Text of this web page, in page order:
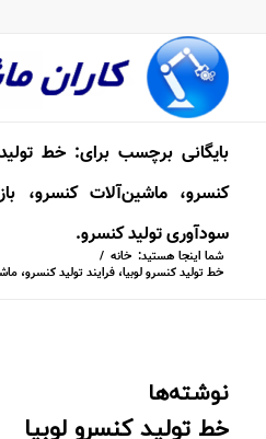
بایگانی برچسب برای: خط تولید
کنسرو، ماشین‌آلات کنسرو،
سودآوری تولید کنسرو.
شما اینجا هستید: خانه /
خط تولید کنسرو لوبیا، فرایند تولید کنسرو،
نوشته‌ها
خط تولید کنسرو لوبیا